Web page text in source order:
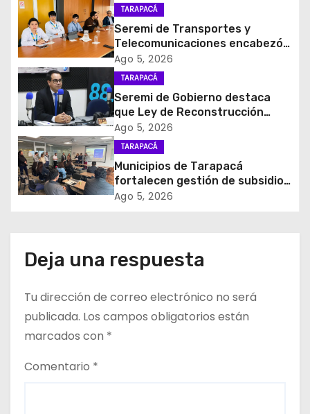
i
ó
n
d
e
e
n
r
d
a
s
TARAPACÁ
Seremi de Transportes y
Telecomunicaciones encabezó
primera mesa de coordinación
para el retiro de cables en
desuso en Iquique
Ago 5, 2026
TARAPACÁ
Seremi de Gobierno destaca
que Ley de Reconstrucción
Nacional impulsará la inversión
y el empleo en Tarapacá
Ago 5, 2026
TARAPACÁ
Municipios de Tarapacá
fortalecen gestión de subsidios
de agua potable en jornada
Ago 5, 2026
Deja una respuesta
Tu dirección de correo electrónico no será
publicada. Los campos obligatorios están
marcados con *
Comentario *